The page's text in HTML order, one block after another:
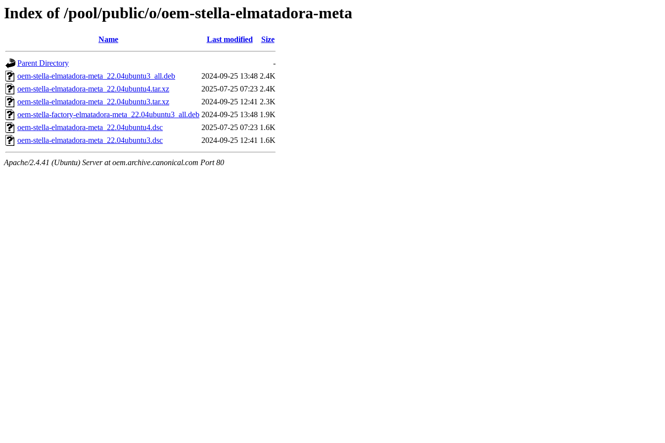
Index of /pool/public/o/oem-stella-elmatadora-meta
Name Last modified Size
Parent Directory
-
oem-stella-elmatadora-meta_22.04ubuntu3_all.deb
2024-09-25 13:48 2.4K
oem-stella-elmatadora-meta_22.04ubuntu4.tar.xz
2025-07-25 07:23 2.4K
oem-stella-elmatadora-meta_22.04ubuntu3.tar.xz
2024-09-25 12:41 2.3K
oem-stella-factory-elmatadora-meta_22.04ubuntu3_all.deb 2024-09-25 13:48 1.9K
oem-stella-elmatadora-meta_22.04ubuntu4.dsc
2025-07-25 07:23 1.6K
oem-stella-elmatadora-meta_22.04ubuntu3.dsc
2024-09-25 12:41 1.6K
Apache/2.4.41 (Ubuntu) Server at oem.archive.canonical.com Port 80